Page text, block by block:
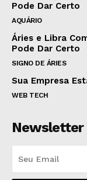
Pode Dar Certo
AQUÁRIO
Áries e Libra
Pode Dar Certo
SIGNO DE ÁRIES
Sua Empresa
WEB TECH
Newsletter